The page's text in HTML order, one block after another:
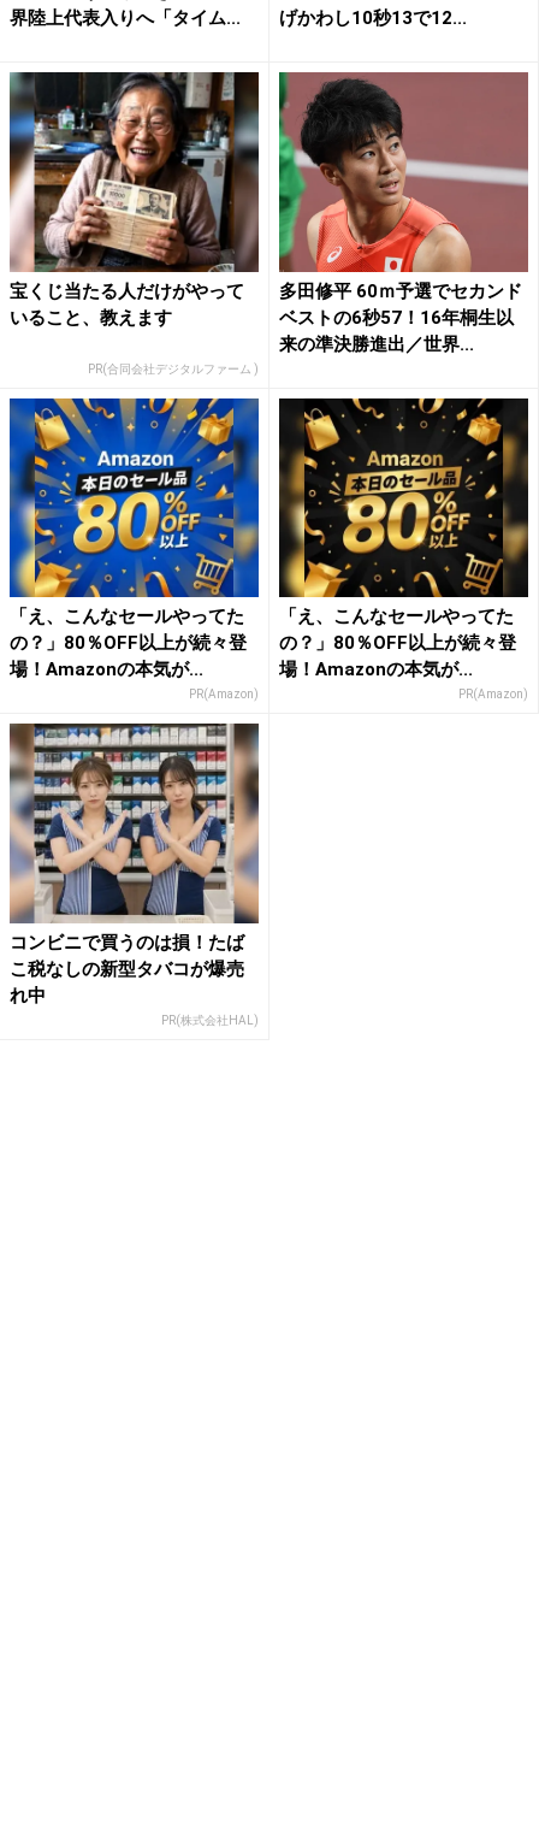
界陸上代表入りへ「タイム...
げかわし10秒13で12...
宝くじ当たる人だけがやって
いること、教えます
PR(合同会社デジタルファーム )
多田修平 60ｍ予選でセカンド
ベストの6秒57！16年桐生以
来の準決勝進出／世界...
「え、こんなセールやってた
の？」80％OFF以上が続々登
場！Amazonの本気が...
PR(Amazon)
「え、こんなセールやってた
の？」80％OFF以上が続々登
場！Amazonの本気が...
PR(Amazon)
コンビニで買うのは損！たば
こ税なしの新型タバコが爆売
れ中
PR(株式会社HAL)